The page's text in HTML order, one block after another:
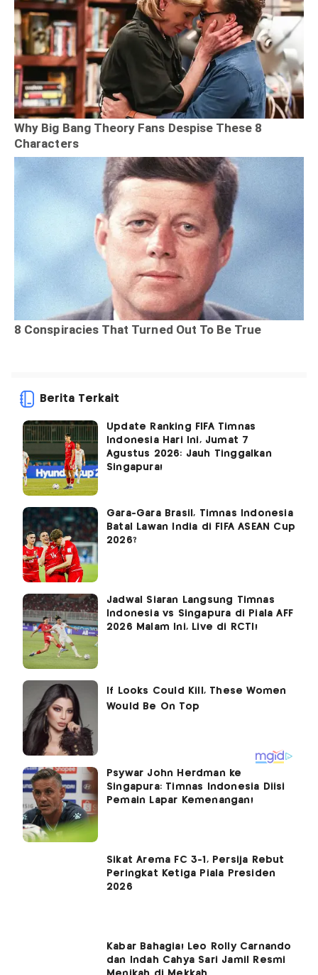
Berita Terkait
Update Ranking FIFA Timnas
Indonesia Hari Ini, Jumat 7
Agustus 2026: Jauh Tinggalkan
Singapura!
Gara-Gara Brasil, Timnas Indonesia
Batal Lawan India di FIFA ASEAN Cup
2026?
Jadwal Siaran Langsung Timnas
Indonesia vs Singapura di Piala AFF
2026 Malam Ini, Live di RCTI!
Psywar John Herdman ke
Singapura: Timnas Indonesia Diisi
Pemain Lapar Kemenangan!
Sikat Arema FC 3-1, Persija Rebut
Peringkat Ketiga Piala Presiden
2026
Kabar Bahagia! Leo Rolly Carnando
dan Indah Cahya Sari Jamil Resmi